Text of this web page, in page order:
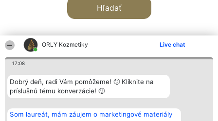
ORLY Kozmetiky Live chat
17:08
Dobrý deň, radi Vám pomôžeme! 🙂 Kliknite na
príslušnú tému konverzácie! 🙂
Som laureát, mám záujem o marketingové materiály
Hľadať
Organizátor hodnotenia
Bright Side Solutions sp. z o.
o. sp. k.
Wrocław 50-079
KRS 0000749100 | Regon
Hodnotenie
Laureáti
Lista
Laureatów
Podmienky
Kontakt
Kontakt